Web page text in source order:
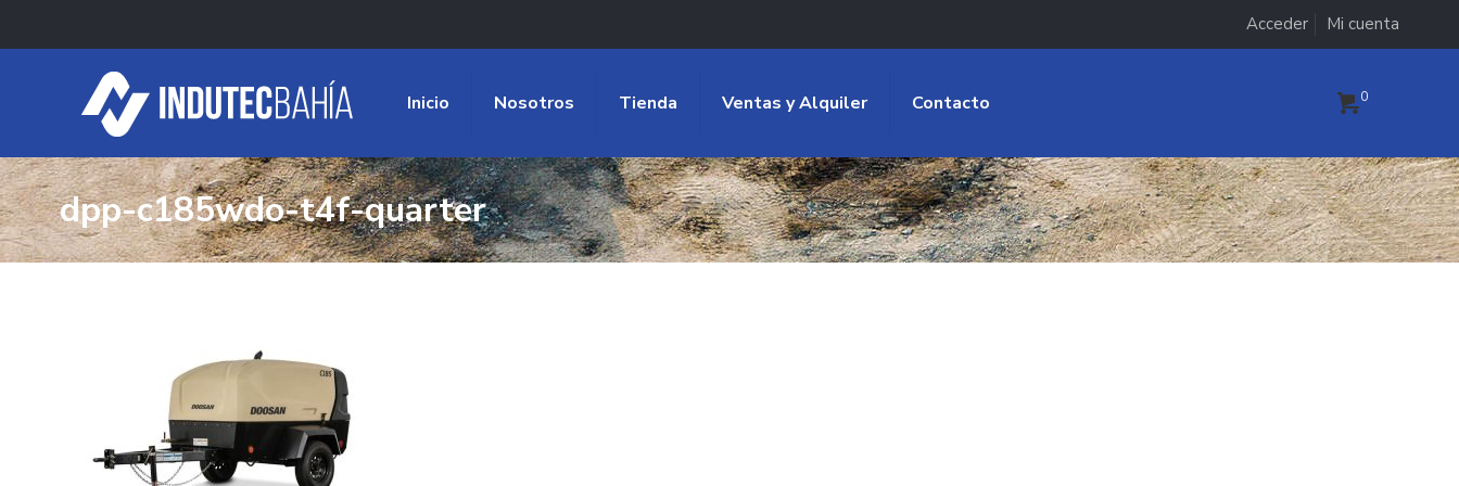
Acceder Mi cuenta
Inicio Nosotros Tienda Ventas y Alquiler Contacto 0
dpp-c185wdo-t4f-quarter